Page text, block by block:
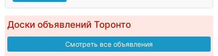
Доски объявлений Торонто
Смотреть все объявления